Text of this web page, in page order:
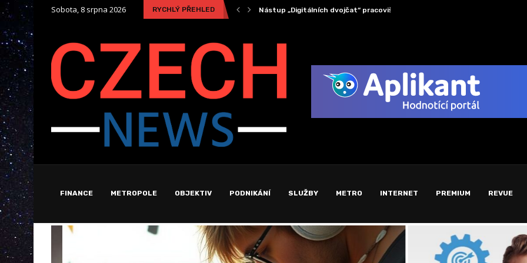
Sobota, 8 srpna 2026 RYCHLÝ PŘEHLED
Nástup „Digitálních dvojčat“ pracovišť – Končí éra nekonečných... Nožnicový stan pre pohodlie hostí pri záhradnej oslave
FINANCE METROPOLE OBJEKTIV PODNIKÁNÍ SLUŽBY METRO INTERNET PREMIUM REVUE